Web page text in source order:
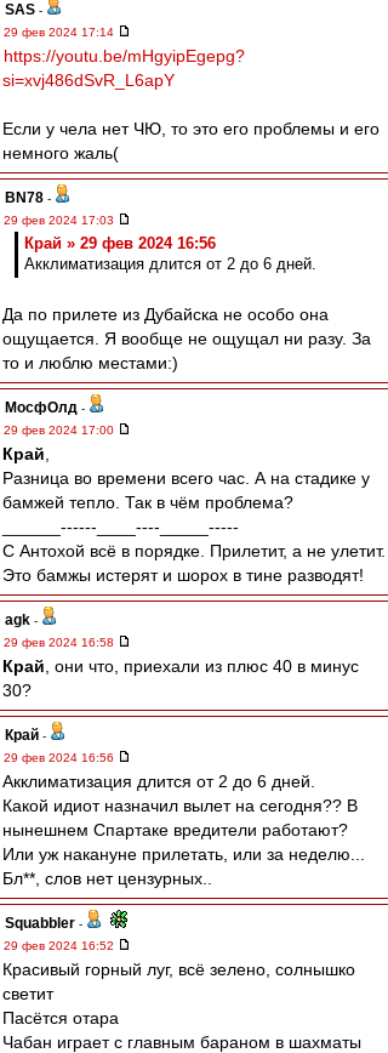
SAS -
29 фев 2024 17:14
https://youtu.be/mHgyipEgepg?
si=xvj486dSvR_L6apY
Если у чела нет ЧЮ, то это его проблемы и его
немного жаль(
BN78 -
29 фев 2024 17:03
Край » 29 фев 2024 16:56
Акклиматизация длится от 2 до 6 дней.
Да по прилете из Дубайска не особо она
ощущается. Я вообще не ощущал ни разу. За
то и люблю местами:)
МосфОлд -
29 фев 2024 17:00
Край
Разница во времени всего час. А на стадике у
бамжей тепло. Так в чём проблема?
______------____----_____-----
С Антохой всё в порядке. Прилетит, а не улетит.
Это бамжы истерят и шорох в тине разводят!
agk -
29 фев 2024 16:58
Край , они что, приехали из плюс 40 в минус
30?
Край -
29 фев 2024 16:56
Акклиматизация длится от 2 до 6 дней.
Какой идиот назначил вылет на сегодня?? В
нынешнем Спартаке вредители работают?
Или уж накануне прилетать, или за неделю...
Бл**, слов нет цензурных..
Squabbler -
29 фев 2024 16:52
Красивый горный луг, всё зелено, солнышко
светит
Пасётся отара
Чабан играет с главным бараном в шахматы